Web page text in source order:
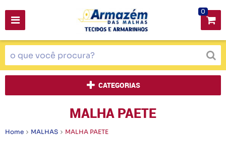
0
CATEGORIAS
MALHA PAETE
Home MALHAS MALHA PAETE